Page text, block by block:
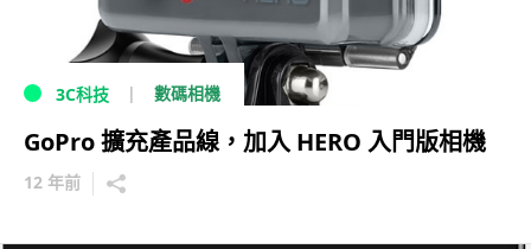
3C科技 數碼相機
GoPro 擴充產品線，加入 HERO 入門版相機
12 年前